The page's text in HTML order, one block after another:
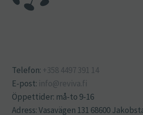
Telefon: +358 4497 391 14
E-post: info@reviva.fi
Öppettider: må-to 9-16
Adress: Vasavägen 131 68600